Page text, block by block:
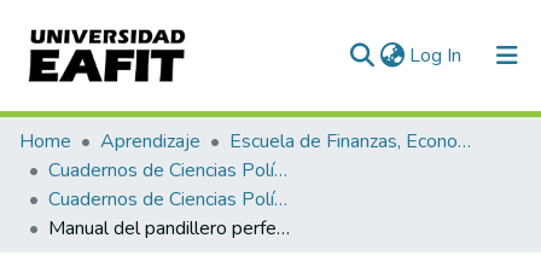
Log In (current)
Communities & Collections
All of DSpace
Statistics
Home Aprendizaje
Escuela de Finanzas, Economía y Gobierno
Cuadernos de Ciencias Políticas
Cuadernos de Ciencias Políticas, Núm. 10 (2019)
Manual del pandillero perfecto: Un acercamiento a las prácticas de control identitario de los grupos delincuenciales en Medellín y El Salvador